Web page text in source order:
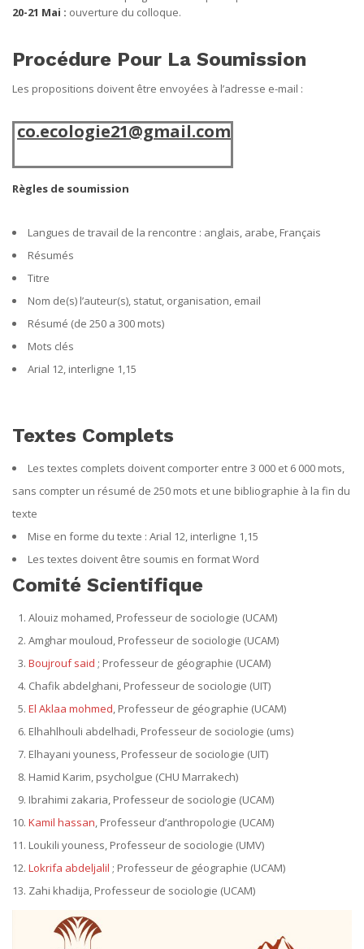
20-21 Mai : ouverture du colloque.
Procédure Pour La Soumission
Les propositions doivent être envoyées à l’adresse e-mail :
co.ecologie21@gmail.com
Règles de soumission
Langues de travail de la rencontre : anglais, arabe, Français
Résumés
Titre
Nom de(s) l’auteur(s), statut, organisation, email
Résumé (de 250 a 300 mots)
Mots clés
Arial 12, interligne 1,15
Textes Complets
Les textes complets doivent comporter entre 3 000 et 6 000 mots,
sans compter un résumé de 250 mots et une bibliographie à la fin du
texte
Mise en forme du texte : Arial 12, interligne 1,15
Les textes doivent être soumis en format Word
Comité Scientifique
Alouiz mohamed, Professeur de sociologie (UCAM)
Amghar mouloud, Professeur de sociologie (UCAM)
Boujrouf said ; Professeur de géographie (UCAM)
Chafik abdelghani, Professeur de sociologie (UIT)
El Aklaa mohmed, Professeur de géographie (UCAM)
Elhahlhouli abdelhadi, Professeur de sociologie (ums)
Elhayani youness, Professeur de sociologie (UIT)
Hamid Karim, psycholgue (CHU Marrakech)
Ibrahimi zakaria, Professeur de sociologie (UCAM)
Kamil hassan, Professeur d’anthropologie (UCAM)
Loukili youness, Professeur de sociologie (UMV)
Lokrifa abdeljalil ; Professeur de géographie (UCAM)
Zahi khadija, Professeur de sociologie (UCAM)